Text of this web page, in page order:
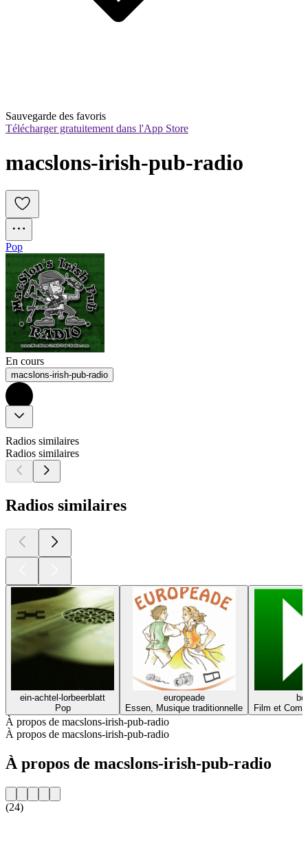
Sauvegarde des favoris
Télécharger gratuitement dans l'App Store
macslons-irish-pub-radio
Pop
En cours
macslons-irish-pub-radio
Radios similaires
Radios similaires
Radios similaires
ein-achtel-lorbeerblatt
Pop
europeade
Essen, Musique traditionnelle
Film et
À propos de macslons-irish-pub-radio
À propos de macslons-irish-pub-radio
À propos de macslons-irish-pub-radio
(24)